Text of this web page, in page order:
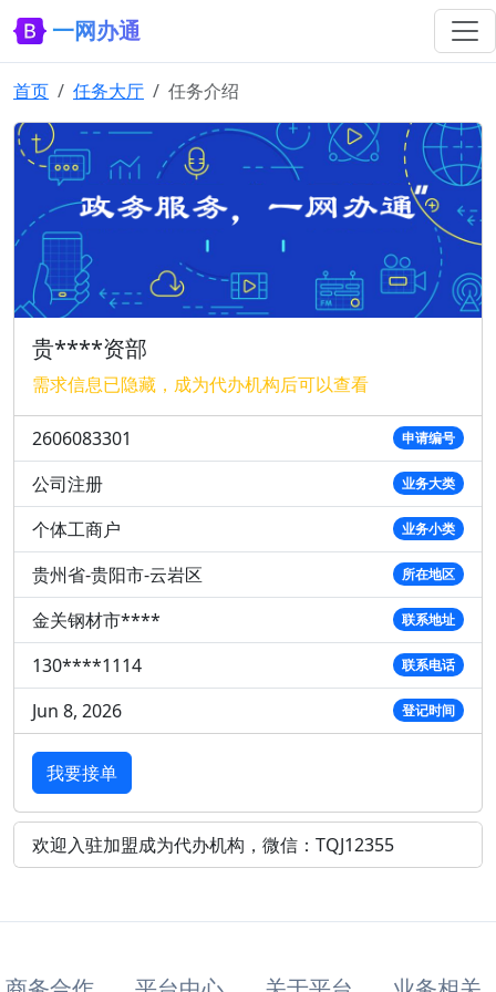
一网办通
首页 任务大厅 任务介绍
贵****资部
需求信息已隐藏，成为代办机构后可以查看
2606083301 申请编号
公司注册 业务大类
个体工商户 业务小类
贵州省-贵阳市-云岩区 所在地区
金关钢材市**** 联系地址
130****1114 联系电话
Jun 8, 2026 登记时间
我要接单
欢迎入驻加盟成为代办机构，微信：TQJ12355